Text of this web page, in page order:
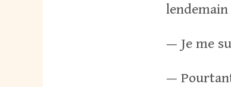
— Je me
—